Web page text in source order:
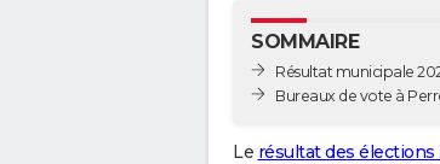
SOMMAIRE
Résultat municipale
Bureaux de vote à
Le résultat des